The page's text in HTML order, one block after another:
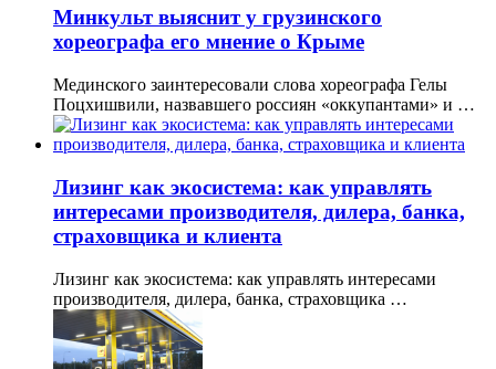
Минкульт выяснит у грузинского
хореографа его мнение о Крыме
Мединского заинтересовали слова хореографа Гелы
Поцхишвили, назвавшего россиян «оккупантами» и …
Лизинг как экосистема: как управлять
интересами производителя, дилера, банка,
страховщика и клиента
Лизинг как экосистема: как управлять интересами
производителя, дилера, банка, страховщика …